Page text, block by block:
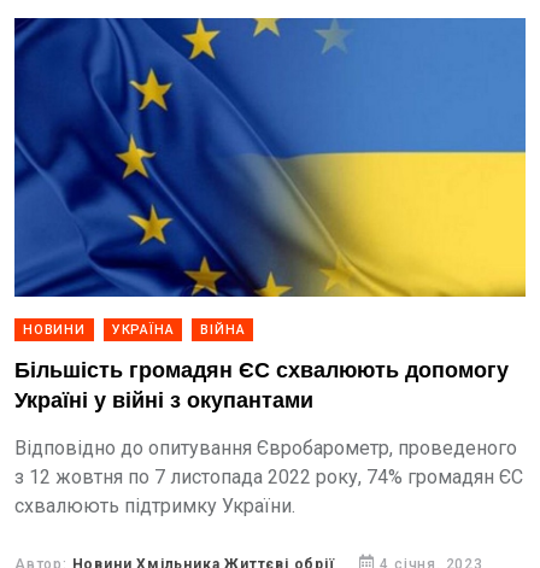
НОВИНИ УКРАЇНА ВІЙНА
Більшість громадян ЄС схвалюють допомогу
Україні у війні з окупантами
Відповідно до опитування Євробарометр, проведеного
з 12 жовтня по 7 листопада 2022 року, 74% громадян ЄС
схвалюють підтримку України.
Автор: Новини Хмільника Життєві обрії 4 січня, 2023